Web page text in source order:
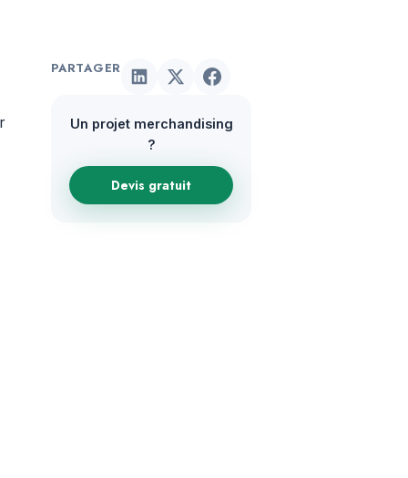
PARTAGER
Un projet merchandising
?
Devis gratuit